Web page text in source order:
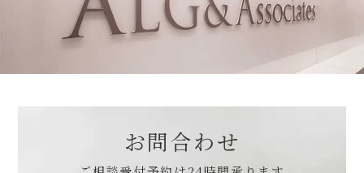
お問合わせ